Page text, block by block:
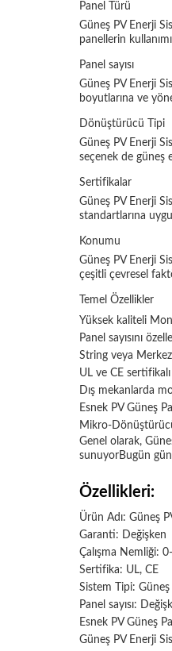
Panel Türü
Güneş PV Enerji
panellerin
Panel sayısı
Güneş PV Enerji
boyutlarına ve
Dönüştürücü Tipi
Güneş PV Enerji
seçenek de güneş
Sertifikalar
Güneş PV Enerji
standartlarına
Konumu
Güneş PV Enerji
çeşitli çevresel
Temel Özellikler
Yüksek kaliteli
Panel sayısını
String veya
UL ve CE sertifikalı
Dış mekanlarda
Esnek PV Güneş
Mikro-
Genel olarak,
sunuyorBugün
Özellikleri:
Ürün Adı: Güneş
Garanti: Değişken
Çalışma Nemliği:
Sertifika: UL, CE
Sistem Tipi: Güneş
Panel sayısı:
Esnek PV Güneş
Güneş PV Enerji